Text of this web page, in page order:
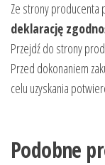
Ze strony producenta
deklarację
Przejdź do strony
Przed dokonaniem
celu uzyskania
Podobne